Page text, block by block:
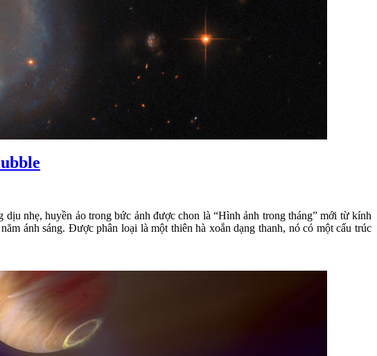
nhẹ, huyền ảo trong bức ảnh được chon là “Hình ảnh trong tháng” mới từ kính
ánh sáng. Được phân loại là một thiên hà xoắn dạng thanh, nó có một cấu trúc